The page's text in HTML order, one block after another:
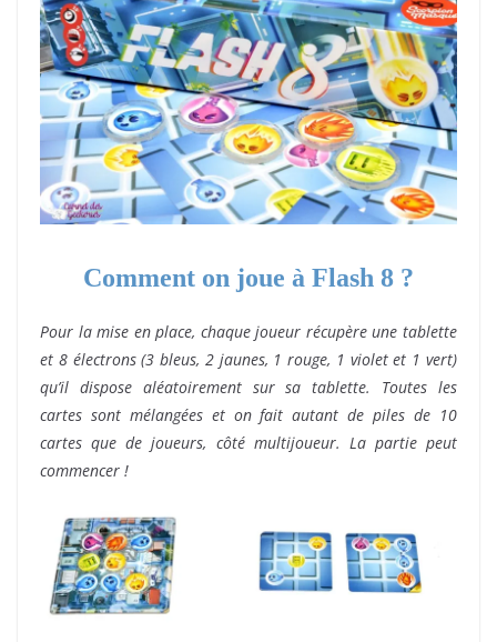
Comment on joue à Flash 8 ?
Pour la mise en place, chaque joueur récupère une tablette
et 8 électrons (3 bleus, 2 jaunes, 1 rouge, 1 violet et 1 vert)
qu’il dispose aléatoirement sur sa tablette. Toutes les
cartes sont mélangées et on fait autant de piles de 10
cartes que de joueurs, côté multijoueur. La partie peut
commencer !